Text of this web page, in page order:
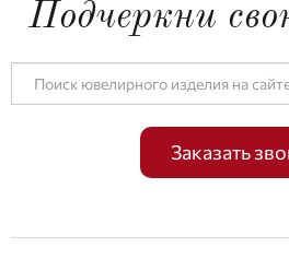
Подчеркни
Заказать